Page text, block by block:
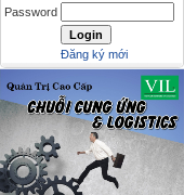
Password
Đăng ký mới